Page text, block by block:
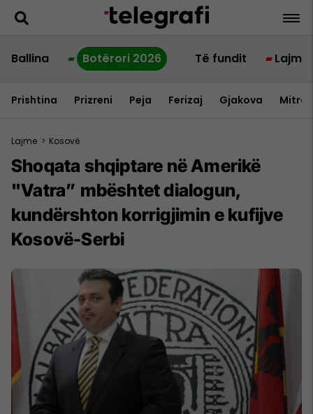
Ballina Botërori 2026 Të fundit Lajme
Prishtina Prizreni Peja Ferizaj Gjakova
Lajme > Kosovë
Shoqata shqiptare në Amerikë
"Vatra” mbështet dialogun,
kundërshton korrigjimin e kufijve
Kosovë-Serbi